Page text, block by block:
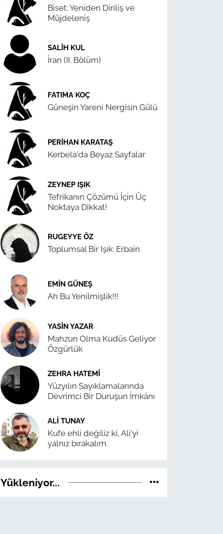
Biset; Yeniden Diriliş ve
Müjdeleniş
SALIH KUL
İran (II. Bölüm)
FATIMA KOÇ
Güneşin Yareni Nergisin Gülü
PERIHAN KARATAŞ
Kerbela'da Beyaz Sayfalar
ZEYNEP IŞIK
Tefrikanın Çözümü İçin Üç
Noktaya Dikkat!
RUGEYYE ÖZ
Toplumsal Bir Işık: Erbain
EMIN GÜNEŞ
Ah Bu Yenilmişlik!!!
YASIN YAZAR
Mahzun Olma Kudüs Geliyor
Özgürlük
ZEHRA HATEMÎ
Yüzyılın Sayıklamalarında
Devrimci Bir Duruşun İmkânı
ALI TUNAY
Kufe ehli değiliz ki, Ali'yi
yalnız bırakalım.
Yükleniyor...